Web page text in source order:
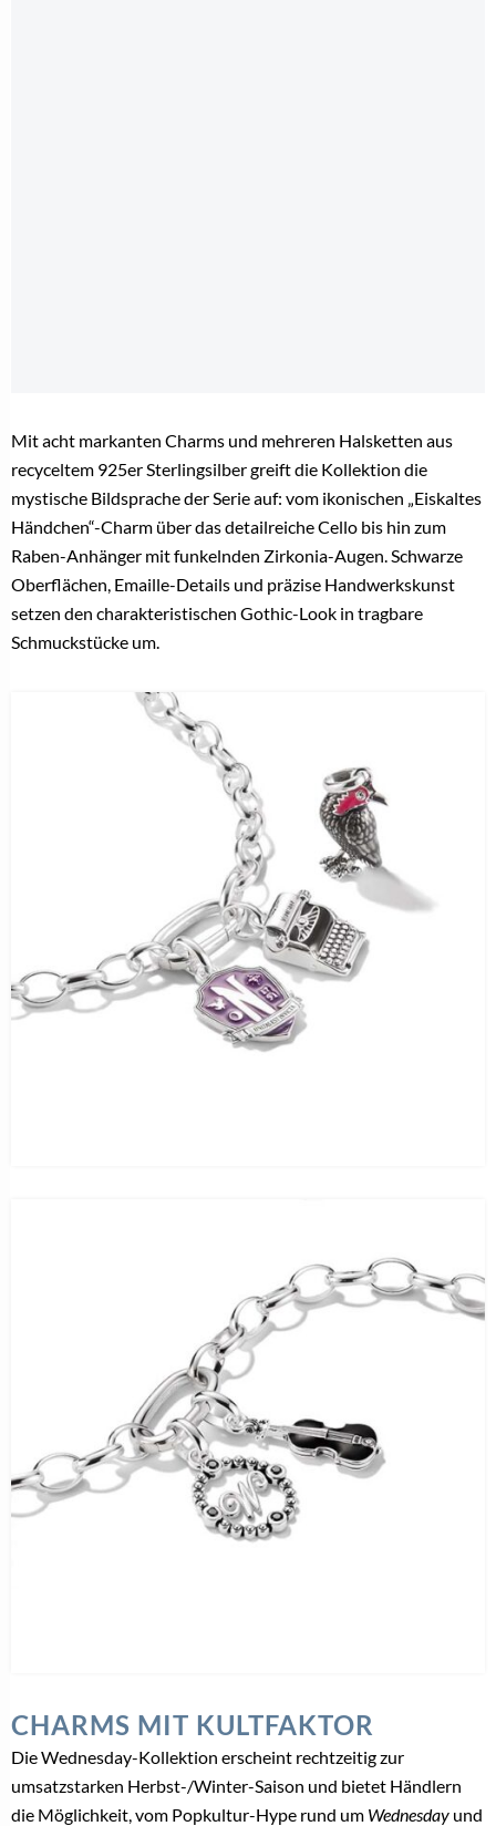
Mit acht markanten Charms und mehreren Halsketten aus
recyceltem 925er Sterlingsilber greift die Kollektion die
mystische Bildsprache der Serie auf: vom ikonischen „Eiskaltes
Händchen“-Charm über das detailreiche Cello bis hin zum
Raben-Anhänger mit funkelnden Zirkonia-Augen. Schwarze
Oberflächen, Emaille-Details und präzise Handwerkskunst
setzen den charakteristischen Gothic-Look in tragbare
Schmuckstücke um.
CHARMS MIT KULTFAKTOR
Die Wednesday-Kollektion erscheint rechtzeitig zur
umsatzstarken Herbst-/Winter-Saison und bietet Händlern
die Möglichkeit, vom Popkultur-Hype rund um Wednesday und